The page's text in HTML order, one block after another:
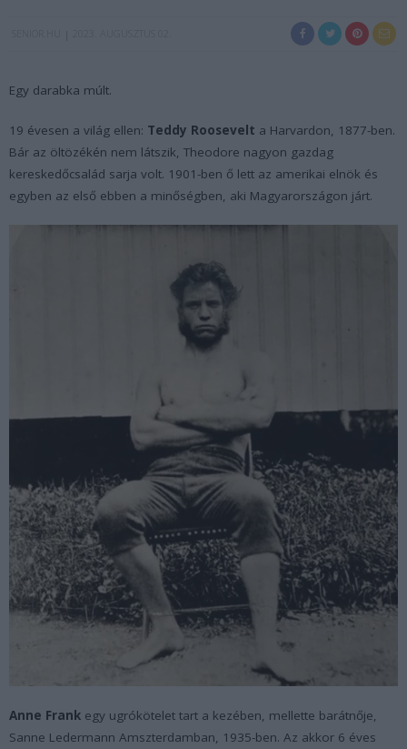
Egy darabka múlt.
19 évesen a világ ellen: Teddy Roosevelt a Harvardon, 1877-ben.
Bár az öltözékén nem látszik, Theodore nagyon gazdag
kereskedőcsalád sarja volt. 1901-ben ő lett az amerikai elnök és
egyben az első ebben a minőségben, aki Magyarországon járt.
Anne Frank egy ugrókötelet tart a kezében, mellette barátnője,
Sanne Ledermann Amszterdamban, 1935-ben. Az akkor 6 éves